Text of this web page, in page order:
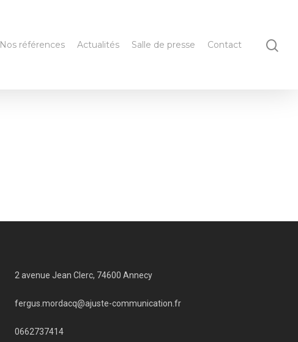
Nos références Actualités Salle de presse Contact
2 avenue Jean Clerc, 74600 Annecy
fergus.mordacq@ajuste-communication.fr
0662737414